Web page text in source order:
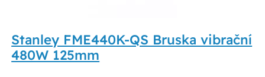
Stanley FME440K-QS Bruska vibrační
480W 125mm